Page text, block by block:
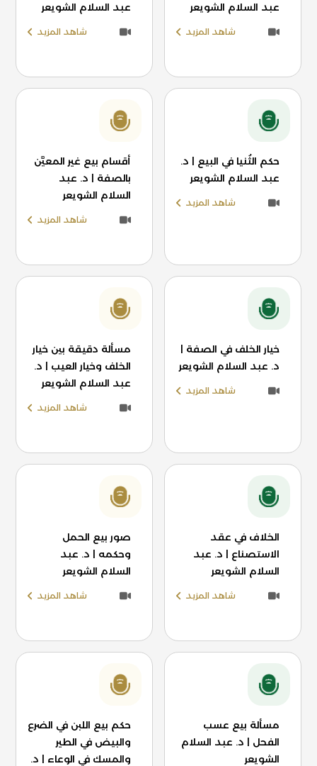
عبد السلام الشويعر
شاهد المزيد
عبد السلام الشويعر
شاهد المزيد
حكم الثُنيا في البيع | د.
عبد السلام الشويعر
شاهد المزيد
أقسام بيع غير المعيَّن
بالصفة | د. عبد
السلام الشويعر
شاهد المزيد
خيار الخلف في الصفة |
د. عبد السلام الشويعر
شاهد المزيد
مسألة دقيقة بين خيار
الخلف وخيار العيب | د.
عبد السلام الشويعر
شاهد المزيد
الخلاف في عقد
الاستصناع | د. عبد
السلام الشويعر
شاهد المزيد
صور بيع الحمل
وحكمه | د. عبد
السلام الشويعر
شاهد المزيد
مسألة بيع عسب
الفحل | د. عبد السلام
الشويعر
حكم بيع اللبن في الضرع
والبيض في الطير
والمسك في الوعاء | د.